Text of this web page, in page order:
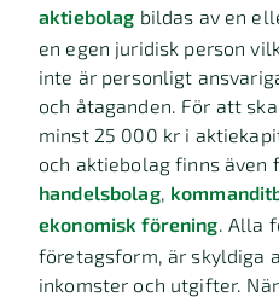
aktiebolag bildas av en
en egen juridisk person
inte är personligt
och åtaganden. För att
minst 25 000 kr i
och aktiebolag finns även
handelsbolag,
ekonomisk förening. Alla
företagsform, är skyldiga
inkomster och utgifter.